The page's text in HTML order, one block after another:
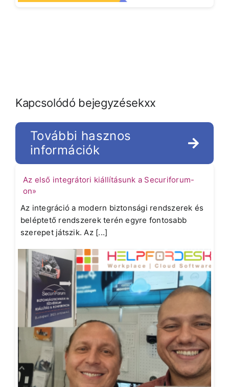
Kapcsolódó bejegyzésekxx
További hasznos
információk
Az első integrátori kiállításunk a Securiforum-
on»
Az integráció a modern biztonsági rendszerek és
beléptető rendszerek terén egyre fontosabb
szerepet játszik. Az [...]